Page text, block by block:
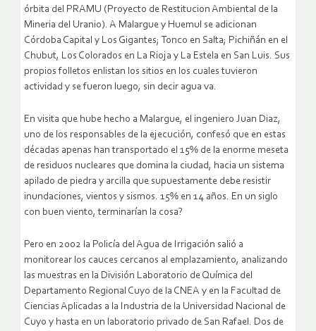
órbita del PRAMU (Proyecto de Restitucion Ambiental de la
Mineria del Uranio). A Malargue y Huemul se adicionan
Córdoba Capital y Los Gigantes; Tonco en Salta; Pichiñán en el
Chubut, Los Colorados en La Rioja y La Estela en San Luis. Sus
propios folletos enlistan los sitios en los cuales tuvieron
actividad y se fueron luego, sin decir agua va.
En visita que hube hecho a Malargue, el ingeniero Juan Diaz,
uno de los responsables de la ejecución, confesó que en estas
décadas apenas han transportado el 15% de la enorme meseta
de residuos nucleares que domina la ciudad, hacia un sistema
apilado de piedra y arcilla que supuestamente debe resistir
inundaciones, vientos y sismos. 15% en 14 años. En un siglo
con buen viento, terminarían la cosa?
Pero en 2002 la Policía del Agua de Irrigación salió a
monitorear los cauces cercanos al emplazamiento, analizando
las muestras en la División Laboratorio de Química del
Departamento Regional Cuyo de la CNEA y en la Facultad de
Ciencias Aplicadas a la Industria de la Universidad Nacional de
Cuyo y hasta en un laboratorio privado de San Rafael. Dos de